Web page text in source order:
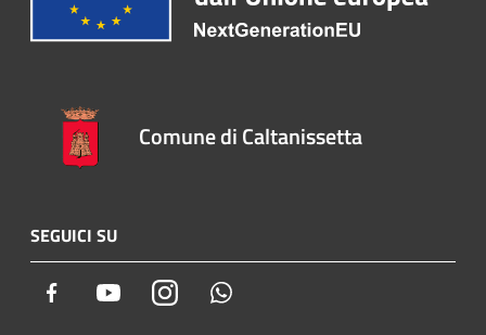
Comune di Caltanissetta
SEGUICI SU
Facebook YoutubeInstagram